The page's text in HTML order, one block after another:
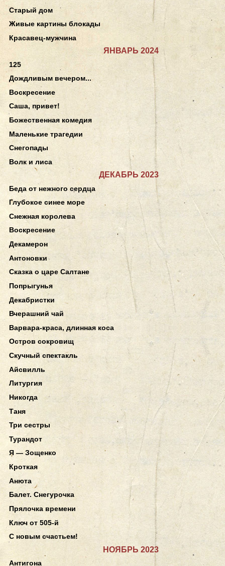
Старый дом
Живые картины блокады
Красавец-мужчина
ЯНВАРЬ 2024
125
Дождливым вечером...
Воскресение
Саша, привет!
Божественная комедия
Маленькие трагедии
Снегопады
Волк и лиса
ДЕКАБРЬ 2023
Беда от нежного сердца
Глубокое синее море
Снежная королева
Воскресение
Декамерон
Антоновки
Сказка о царе Салтане
Попрыгунья
Декабристки
Вчерашний чай
Варвара-краса, длинная коса
Остров сокровищ
Скучный спектакль
Айсвилль
Литургия
Никогда
Таня
Три сестры
Турандот
Я — Зощенко
Кроткая
Анюта
Балет. Снегурочка
Прялочка времени
Ключ от 505-й
С новым счастьем!
НОЯБРЬ 2023
Антигона